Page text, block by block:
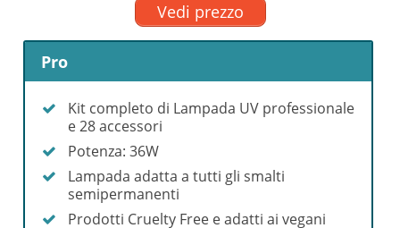
Vedi prezzo
Pro
Kit completo di Lampada UV professionale
e 28 accessori
Potenza: 36W
Lampada adatta a tutti gli smalti
semipermanenti
Prodotti Cruelty Free e adatti ai vegani